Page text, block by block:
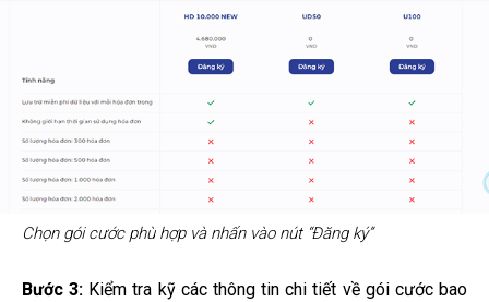
Chọn gói cước phù hợp và nhấn vào nút “Đăng ký”
Bước 3: Kiểm tra kỹ các thông tin chi tiết về gói cước bao